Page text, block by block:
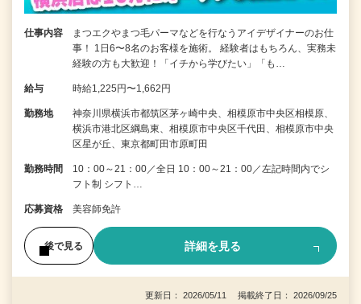
仕事内容
まつエクやまつ毛パーマなどを行なうアイデザイナーのお仕
事！ 1日6〜8名のお客様を施術。 経験者はもちろん、実務未
経験の方も大歓迎！「イチから学びたい」「も…
給与 時給1,225円〜1,662円
勤務地
神奈川県横浜市都筑区茅ヶ崎中央、相模原市中央区相模原、
横浜市港北区綱島東、相模原市中央区千代田、相模原市中央
区星が丘、東京都町田市原町田
勤務時間
10：00～21：00／全日 10：00～21：00／左記時間内でシ
フト制 シフト…
応募資格 美容師免許
後で見る 詳細を見る
更新日： 2026/05/11 掲載終了日： 2026/09/25